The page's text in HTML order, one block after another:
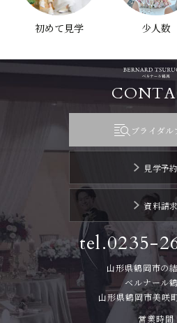
初めて見学 少人数
ブライダル
見学予約
資料請求
tel.0235-
山形県鶴岡市の
ベルナール
山形県鶴岡市美咲
営業時間